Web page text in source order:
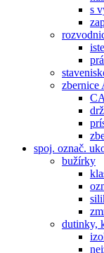
s
zbernice
spoj. označ.
bužírky
dutinky,